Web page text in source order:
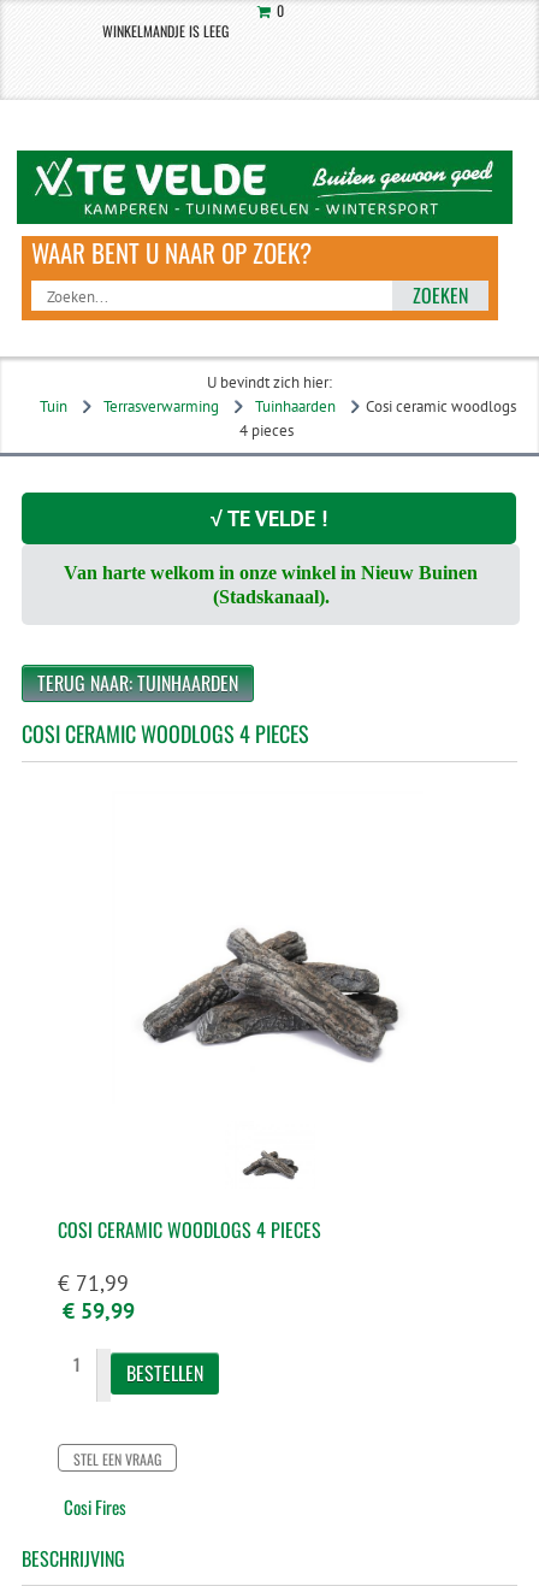
0
WINKELMANDJE IS LEEG
ZOEKEN
U bevindt zich hier:
Tuin
Terrasverwarming Tuinhaarden
Cosi ceramic woodlogs
4 pieces
√ TE VELDE !
Van harte welkom in onze winkel in Nieuw Buinen
(Stadskanaal).
TERUG NAAR: TUINHAARDEN
COSI CERAMIC WOODLOGS 4 PIECES
COSI CERAMIC WOODLOGS 4 PIECES
€ 71,99
€ 59,99
STEL EEN VRAAG
Cosi Fires
BESCHRIJVING